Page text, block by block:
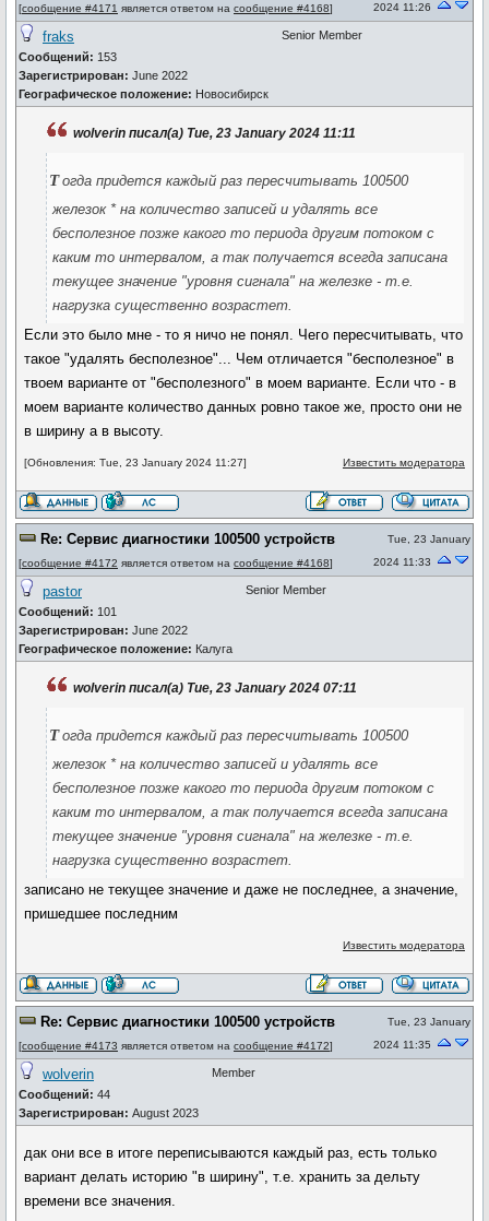
[сообщение #4171 является ответом на сообщение #4168]
2024 11:26
fraks
Сообщений: 153
Зарегистрирован: June 2022
Географическое положение: Новосибирск
Senior Member
wolverin писал(а) Tue, 23 January 2024 11:11
тогда придется каждый раз пересчитывать 100500
железок * на количество записей и удалять все
бесполезное позже какого то периода другим потоком с
каким то интервалом, а так получается всегда записана
текущее значение "уровня сигнала" на железке - т.е.
нагрузка существенно возрастет.
Если это было мне - то я ничо не понял. Чего пересчитывать, что
такое "удалять бесполезное"... Чем отличается "бесполезное" в
твоем варианте от "бесполезного" в моем варианте. Если что - в
моем варианте количество данных ровно такое же, просто они не
в ширину а в высоту.
[Обновления: Tue, 23 January 2024 11:27] Известить модератора
Re: Сервис диагностики 100500 устройств
[сообщение #4172 является ответом на сообщение #4168]
Tue, 23 January
2024 11:33
pastor
Сообщений: 101
Зарегистрирован: June 2022
Географическое положение: Калуга
Senior Member
wolverin писал(а) Tue, 23 January 2024 07:11
тогда придется каждый раз пересчитывать 100500
железок * на количество записей и удалять все
бесполезное позже какого то периода другим потоком с
каким то интервалом, а так получается всегда записана
текущее значение "уровня сигнала" на железке - т.е.
нагрузка существенно возрастет.
записано не текущее значение и даже не последнее, а значение,
пришедшее последним
Известить модератора
Re: Сервис диагностики 100500 устройств
[сообщение #4173 является ответом на сообщение #4172]
Tue, 23 January
2024 11:35
wolverin
Сообщений: 44
Зарегистрирован: August 2023
Member
дак они все в итоге переписываются каждый раз, есть только
вариант делать историю "в ширину", т.е. хранить за дельту
времени все значения.